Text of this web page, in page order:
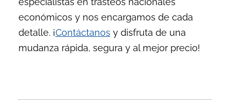
económicos y nos encargamos de cada
detalle. ¡Contáctanos y disfruta de una
mudanza rápida, segura y al mejor precio!